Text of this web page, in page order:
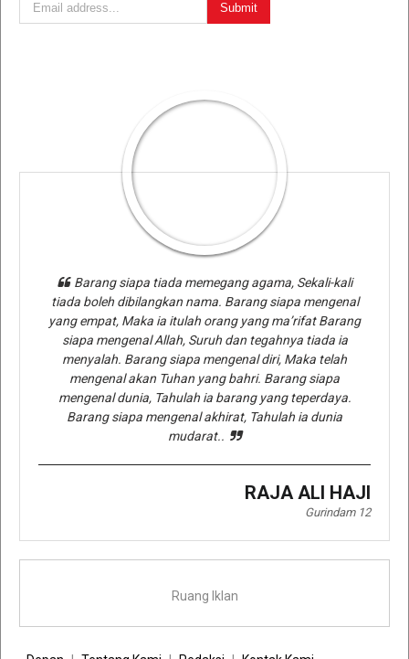
Barang siapa tiada memegang agama, Sekali-kali
tiada boleh dibilangkan nama. Barang siapa mengenal
yang empat, Maka ia itulah orang yang ma’rifat Barang
siapa mengenal Allah, Suruh dan tegahnya tiada ia
menyalah. Barang siapa mengenal diri, Maka telah
mengenal akan Tuhan yang bahri. Barang siapa
mengenal dunia, Tahulah ia barang yang teperdaya.
Barang siapa mengenal akhirat, Tahulah ia dunia
mudarat..
RAJA ALI HAJI
Gurindam 12
Ruang Iklan